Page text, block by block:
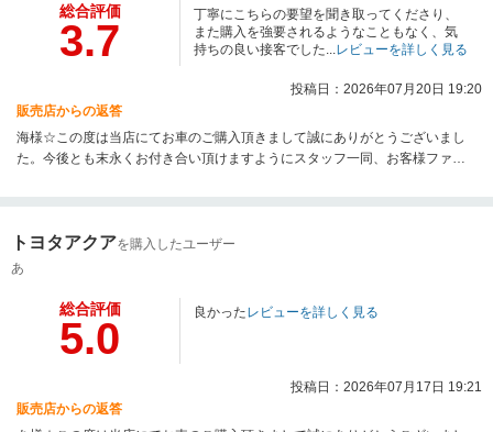
総合評価
3.7
丁寧にこちらの要望を聞き取ってくださり、
また購入を強要されるようなこともなく、気
持ちの良い接客でした... レビューを詳しく見る
投稿日：2026年07月20日 19:20
販売店からの返答
海様☆この度は当店にてお車のご購入頂きまして誠にありがとうございまし
た。今後とも末永くお付き合い頂けますようにスタッフ一同、お客様ファー
がとうございました☆
トヨタアクアを購入したユーザー
あ
総合評価
5.0
良かったレビューを詳しく見る
投稿日：2026年07月17日 19:21
販売店からの返答